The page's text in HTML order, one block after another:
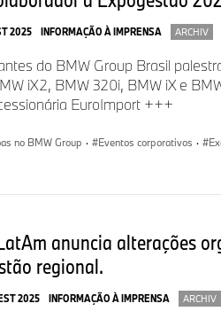
produção flexível e está pronta
contribuindo para o
o mundo; a empresa possui
2,46 milhões de veículos
O lucro antes dos impostos
2025 INFORMAÇÃO À IMPRENSA ARCHIV
do BMW Group Brasil
iX2, BMW 320i, BMW iX e
EuroImport +++
no BMW Group · Eventos corporativos ·
anuncia alterações
regional.
2025 INFORMAÇÃO À IMPRENSA ARCHIV